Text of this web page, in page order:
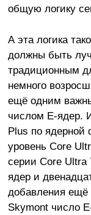
общую логику
А эта логика
должны быть
традиционным
немного
ещё одним
числом E-ядер.
Plus по ядерной
уровень Core
серии Core Ultra
ядер и
добавления ещё
Skymont число